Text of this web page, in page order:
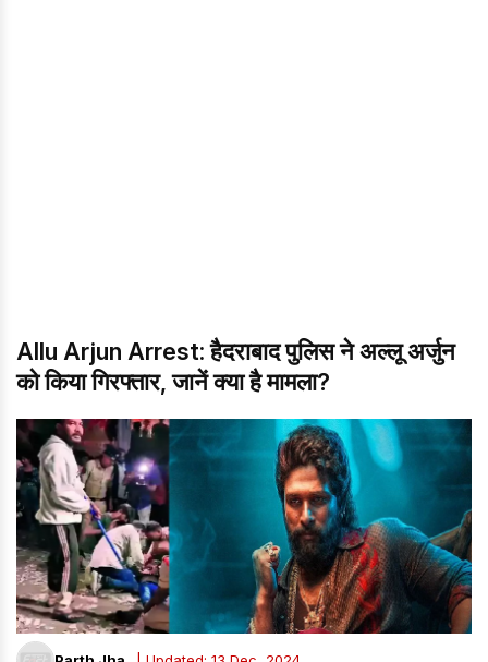
Allu Arjun Arrest: हैदराबाद पुलिस ने अल्लू अर्जुन
को किया गिरफ्तार, जानें क्या है मामला?